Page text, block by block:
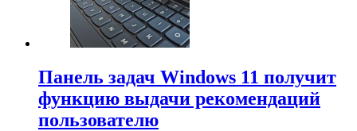
Панель задач Windows 11 получит
функцию выдачи рекомендаций
пользователю